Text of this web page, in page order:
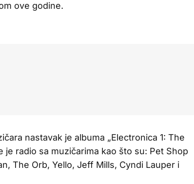
ove godine.
nastavak je albuma „Electronica 1: The
je radio sa muzičarima kao što su: Pet Shop
The Orb, Yello, Jeff Mills, Cyndi Lauper i